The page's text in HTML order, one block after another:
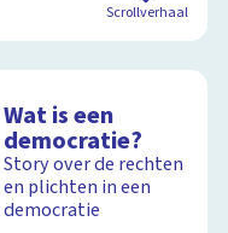
Scrollverhaal
Wat is een
democratie?
Story over de rechten
en plichten in een
democratie